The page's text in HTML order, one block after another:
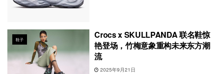
鞋子
Crocs x SKULLPANDA 联名鞋惊
艳登场，竹梅意象重构未来东方潮
流
2025年9月21日